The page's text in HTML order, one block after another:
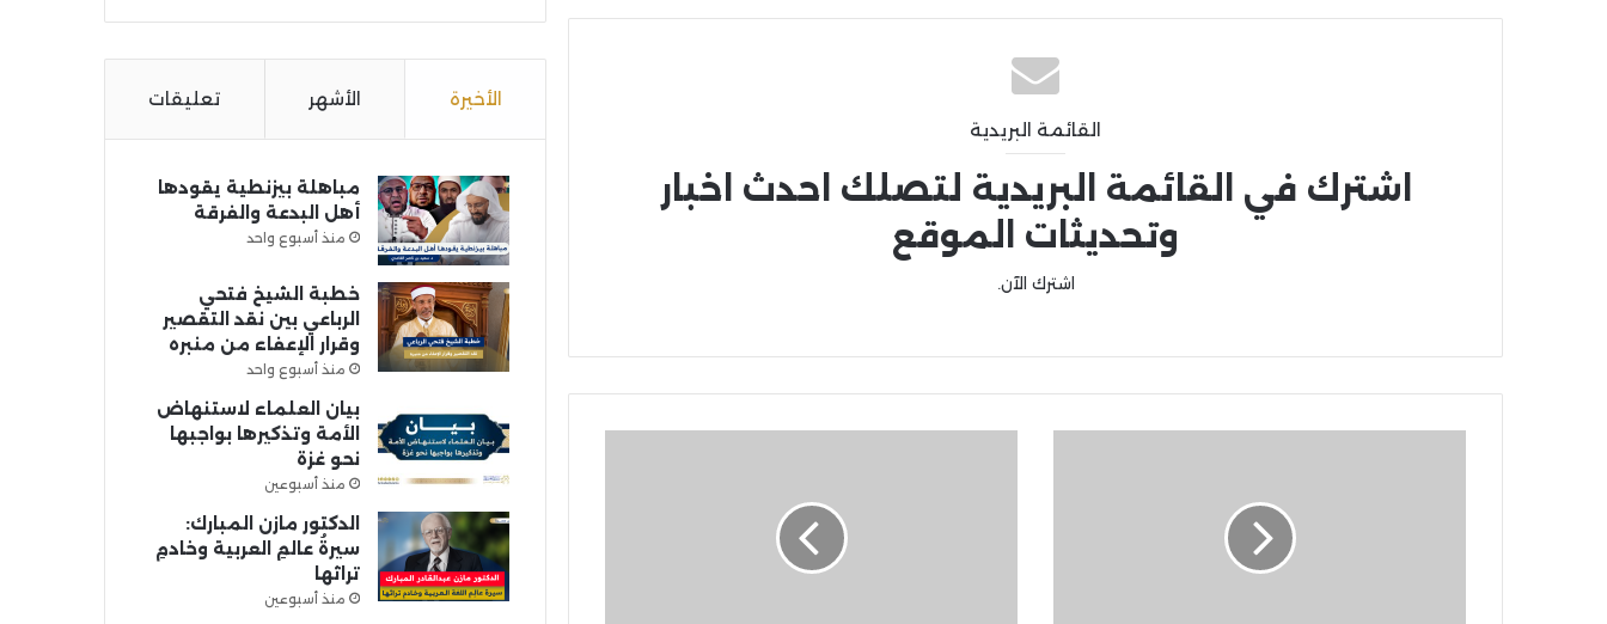
القائمة البريدية
اشترك في القائمة البريدية لتصلك احدث اخبار
وتحديثات الموقع
اشترك الآن.
الأخيرة الأشهر تعليقات
مباهلة بيزنطية يقودها
أهل البدعة والفرقة
منذ أسبوع واحد
خطبة الشيخ فتحي
الرباعي بين نقد التقصير
وقرار الإعفاء من منبره
منذ أسبوع واحد
بيان العلماء لاستنهاض
الأمة وتذكيرها بواجبها
نحو غزة
منذ أسبوعين
الدكتور مازن المبارك:
سيرةُ عالمِ العربية وخادمِ
تراثها
منذ أسبوعين